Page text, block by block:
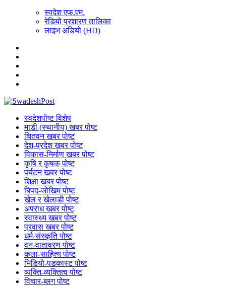
स्वदेश एफ.एम.
रेडियो प्रशारण तालिका
लाइभ अडियो (HD)
स्वदेशपोष्ट विशेष
माडी (स्थानीय) खबर पोष्ट
चितवन खबर पोष्ट
देश-प्रदेश खबर पोष्ट
विकास-निर्माण खबर पोष्ट
कृषि र कृषक पोष्ट
पर्यटन खबर पोष्ट
शिक्षा खबर पोष्ट
बिपद-जोखिम पोष्ट
खेल र खेलाडी पोष्ट
अपराध खबर पोष्ट
स्वास्थ्य खबर पोष्ट
प्रवास खबर पोष्ट
धर्म-संस्कृति पोष्ट
वन-वातावरण पोष्ट
कला-साहित्य पोष्ट
भिडियो-पडकास्ट पोष्ट
व्यक्ति-व्यक्तित्व पोष्ट
विचार-ब्लग पोष्ट